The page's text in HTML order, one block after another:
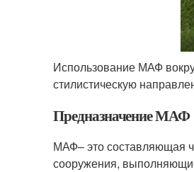
Использование МАФ
стилистическую
Предназначение МАФ
МАФ– это составляющая
сооружения,